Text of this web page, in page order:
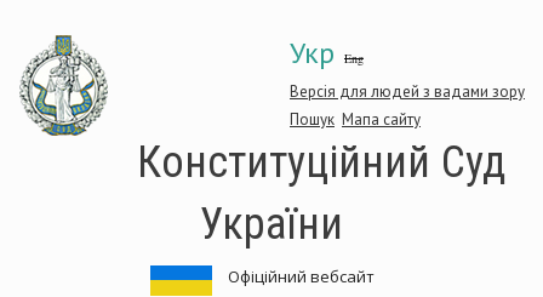
основного
матеріалу
Укр Eng
Версія для людей з вадами зору
Пошук Мапа сайту
Конституційний Суд
України
Офіційний вебсайт